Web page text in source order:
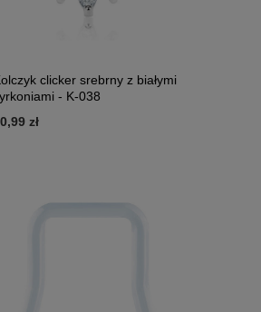
clicker srebrny z białymi
- K-038
zł